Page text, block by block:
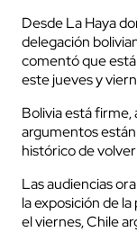
Desde La Haya
delegación
comentó que
este jueves y
Bolivia está firme,
argumentos
histórico de
Las audiencias
la exposición de
el viernes, Chile